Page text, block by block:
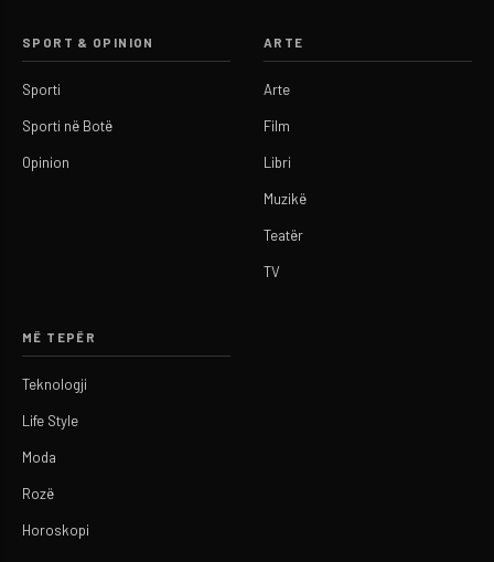
SPORT & OPINION
Sporti
Sporti në Botë
Opinion
ARTE
Arte
Film
Libri
Muzikë
Teatër
TV
MË TEPËR
Teknologji
Life Style
Moda
Rozë
Horoskopi